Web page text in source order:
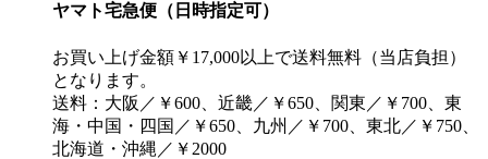
ヤマト宅急便（日時指定可）
お買い上げ金額￥17,000以上で送料無料（当店負担）
となります。
送料：大阪／￥600、近畿／￥650、関東／￥700、東
海・中国・四国／￥650、九州／￥700、東北／￥750、
北海道・沖縄／￥2000